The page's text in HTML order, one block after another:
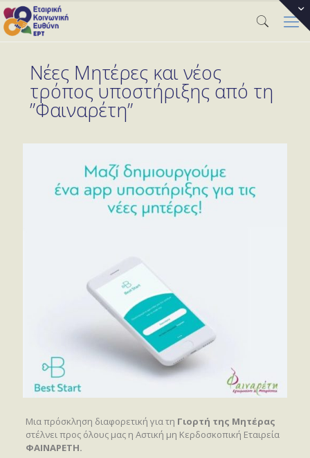
Νέες Μητέρες και νέος
τρόπος υποστήριξης από τη
”Φαιναρέτη”
Μια πρόσκληση διαφορετική για τη Γιορτή της Μητέρας
στέλνει προς όλους μας η Αστική μη Κερδοσκοπική Εταιρεία
ΦΑΙΝΑΡΕΤΗ.